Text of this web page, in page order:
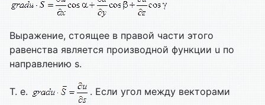
Выражение, стоящее в правой части этого
равенства является производной функции u по
направлению s.
Т. е.
. Если угол между векторами